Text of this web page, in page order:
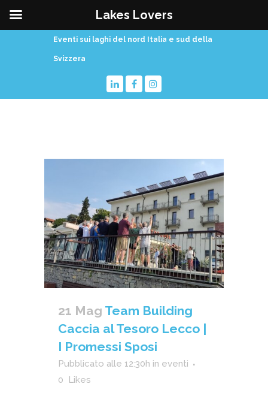
Eventi sui laghi del nord Italia e sud della
Svizzera
21 Mag Team Building
Caccia al Tesoro Lecco |
I Promessi Sposi
Pubblicato alle 12:30h in eventi
0
Likes
Lakes Lovers